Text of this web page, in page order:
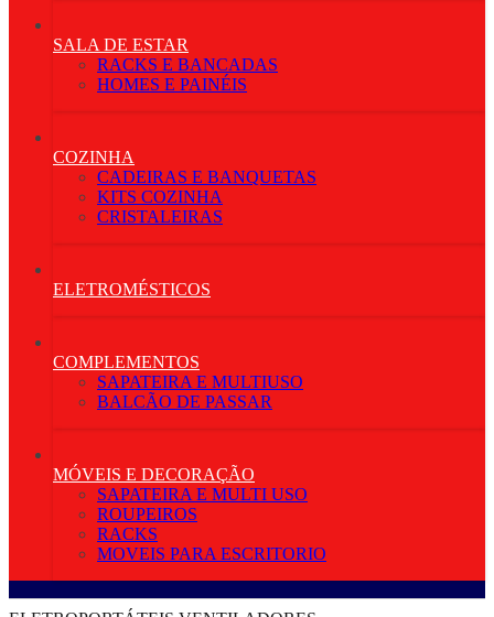
SALA DE ESTAR
RACKS E BANCADAS
HOMES E PAINÉIS
COZINHA
CADEIRAS E BANQUETAS
KITS COZINHA
CRISTALEIRAS
ELETROMÉSTICOS
COMPLEMENTOS
SAPATEIRA E MULTIUSO
BALCÃO DE PASSAR
MÓVEIS E DECORAÇÃO
SAPATEIRA E MULTI USO
ROUPEIROS
RACKS
MOVEIS PARA ESCRITORIO